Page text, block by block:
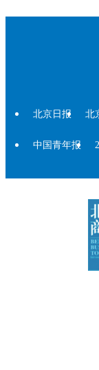
北京日报 北
中国青年报